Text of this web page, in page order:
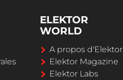
ELEKTOR
WORLD
A propos d'Elektor
Elektor Magazine
Elektor Labs